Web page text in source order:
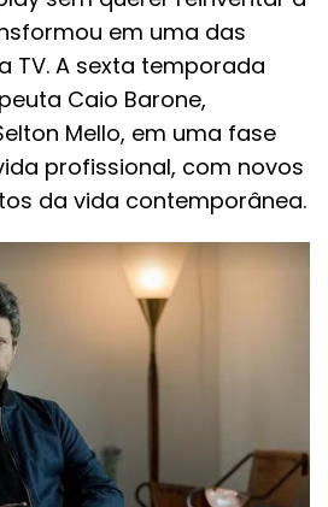
em uma das
TV. A sexta temporada
Caio Barone,
Mello, em uma fase
profissional, com novos
da vida contemporânea.